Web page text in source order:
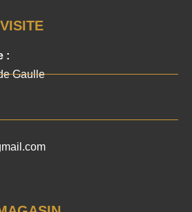
:
Gaulle